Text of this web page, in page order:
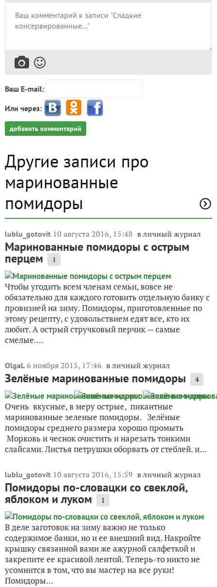
Ваш E-mail:
Или через:
добавить комментарий
Другие записи про
маринованные
помидоры
lublu_gotovit 10 августа 2016, 15:48 в личный журнал
Маринованные помидоры с острым
перцем 1
Чтобы угодить всем членам семьи, вовсе не
обязательно для каждого готовить отдельную банку с
провизией на зиму. Помидоры, приготовленные по
этому рецепту, с удовольствием едят все, кто их
любит. А острый стручковый перчик — самые
смелые....
OlgaL 6 ноября 2015, 17:46 в личный журнал
Зелёные маринованные помидоры 4
Очень вкусные, в меру острые, пикантные
маринованные зеленые помидоры. Зелёные
помидоры среднего размера хорошо промыть
Морковь и чеснок очистить и нарезать тонкими
слайсами. Листья петрушки оборвать от стеблей. и...
lublu_gotovit 10 августа 2016, 15:59 в личный журнал
Помидоры по-словацки со свеклой,
яблоком и луком 1
В деле заготовок на зиму важно не только
содержимое банки, но и ее внешний вид. Накройте
крышку связанной вами же ажурной салфеткой и
закрепите ее красивой лентой. Теперь-то никто не
усомнится в том, что вы мастер на все руки!
Помидоры...